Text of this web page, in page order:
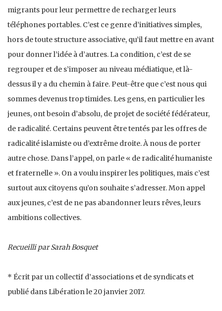
migrants pour leur permettre de recharger leurs
téléphones portables. C’est ce genre d’initiatives simples,
hors de toute structure associative, qu’il faut mettre en avant
pour donner l’idée à d’autres. La condition, c’est de se
regrouper et de s’imposer au niveau médiatique, et là-
dessus il y a du chemin à faire. Peut-être que c’est nous qui
sommes devenus trop timides. Les gens, en particulier les
jeunes, ont besoin d’absolu, de projet de société fédérateur,
de radicalité. Certains peuvent être tentés par les offres de
radicalité islamiste ou d’extrême droite. À nous de porter
autre chose. Dans l’appel, on parle « de radicalité humaniste
et fraternelle ». On a voulu inspirer les politiques, mais c’est
surtout aux citoyens qu’on souhaite s’adresser. Mon appel
aux jeunes, c’est de ne pas abandonner leurs rêves, leurs
ambitions collectives.
Recueilli par Sarah Bosquet
* Écrit par un collectif d’associations et de syndicats et
publié dans Libération le 20 janvier 2017.